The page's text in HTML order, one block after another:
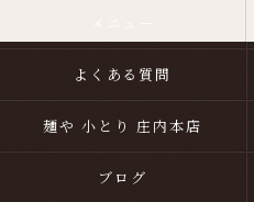
よくある質問
麺や 小とり 庄内本店
ブログ